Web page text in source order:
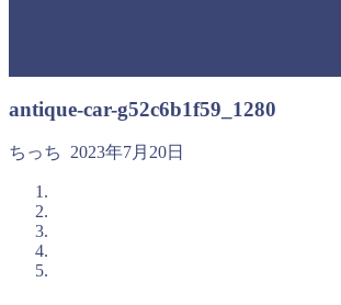
antique-car-g52c6b1f59_1280
ちっち 2023年7月20日